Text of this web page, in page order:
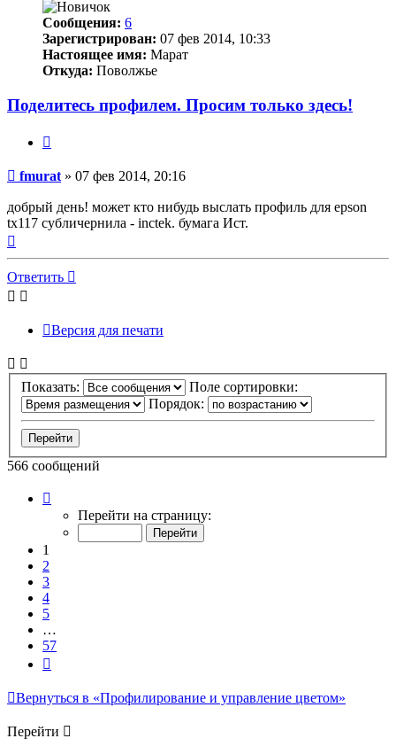
Сообщения: 6
Зарегистрирован: 07 фев 2014, 10:33
Настоящее имя: Марат
Откуда: Поволжье
Поделитесь профилем. Просим только здесь!
Непрочитанное
fmurat » 07 фев 2014, 20:16
добрый день! может кто нибудь выслать профиль для epson
tx117 субличернила - inctek. бумага Ист.
началу
Ответить
Версия для печати
Показать:
Поле сортировки:
Порядок:
566 сообщений
Перейти на страницу:
1
2
3
4
5
…
57
Вернуться в «Профилирование и управление цветом»
Перейти